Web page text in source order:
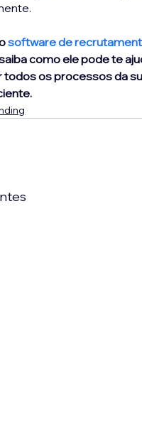
software de
como ele pode te
todos os processos da